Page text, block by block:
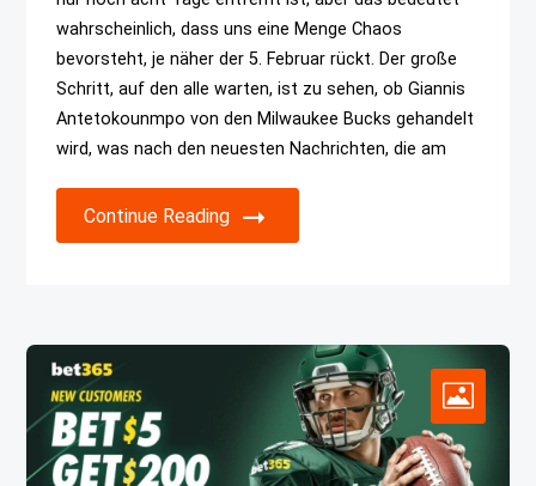
wahrscheinlich, dass uns eine Menge Chaos
bevorsteht, je näher der 5. Februar rückt. Der große
Schritt, auf den alle warten, ist zu sehen, ob Giannis
Antetokounmpo von den Milwaukee Bucks gehandelt
wird, was nach den neuesten Nachrichten, die am
Continue Reading